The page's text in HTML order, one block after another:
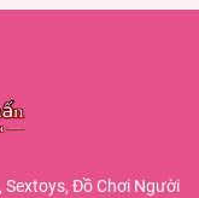
Sextoys, Đồ Chơi Người